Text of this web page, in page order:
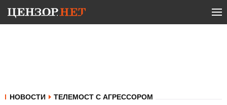
НОВОСТИ ТЕЛЕМОСТ С АГРЕССОРОМ